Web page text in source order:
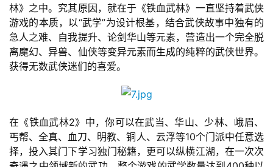
戏
2
0
2
三
届
金
林》之中。究其原因，就在于《铁血武林》一直坚持着武侠
游戏的本质，以“武学”为设计根基，结合武侠故事中独有的
急人之难、自我提升、论剑华山等元素，营造出一个完全脱
离魔幻、异兽、仙侠等变异元素而生成的纯粹的武侠世界。
获得无数武侠迷们的喜爱。
在《铁血武林2》中，你可以在武当、华山、少林、峨眉、
丐帮、全真、血刀、明教、铜人、云浮等10个门派中任意选
择，投入其门下学习独门秘籍，更可以纵横江湖，在一次次